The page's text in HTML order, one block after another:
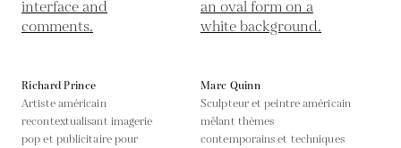
Richard Prince
Artiste américain
recontextualisant imagerie
pop et publicitaire pour
Marc Quinn
Sculpteur et peintre américain
mêlant thèmes
contemporains et techniques